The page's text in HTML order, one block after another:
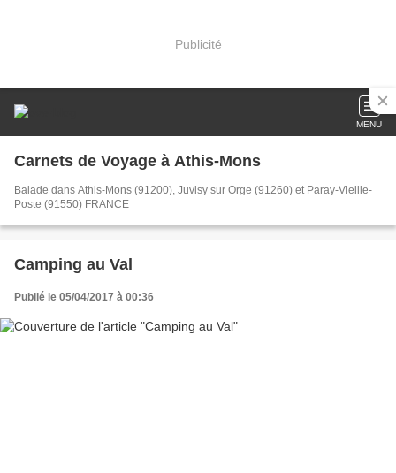
Publicité
MENU
Carnets de Voyage à Athis-Mons
Balade dans Athis-Mons (91200), Juvisy sur Orge (91260) et Paray-Vieille-
Poste (91550) FRANCE
Camping au Val
Publié le 05/04/2017 à 00:36